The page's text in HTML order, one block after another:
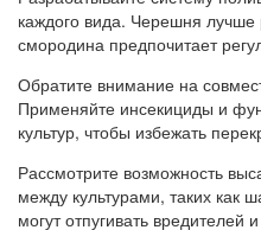
каждого вида. Черешня лучше
смородина предпочитает
Обратите внимание на
Применяйте инсекициды и
культур, чтобы избежать
Рассмотрите возможность
между культурами, таких как
могут отпугивать вредителей